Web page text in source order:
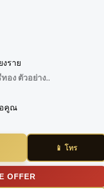
งราย
อง ตัวอย่าง..
คูณ
📱 โทร
OFFER